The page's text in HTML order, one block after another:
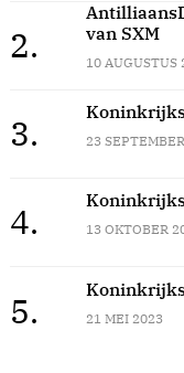
2.
van SXM
10 AUGUSTUS
3. 23
4. 13 OKTOBER
5. 21 MEI 2023